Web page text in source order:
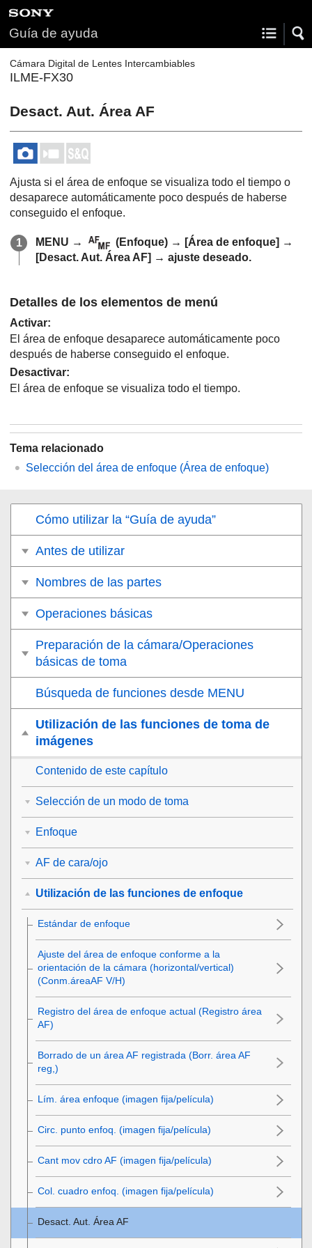
Guía de ayuda
Cámara Digital de Lentes Intercambiables
ILME-FX30
Desact. Aut. Área AF
Ajusta si el área de enfoque se visualiza todo el tiempo o
desaparece automáticamente poco después de haberse
conseguido el enfoque.
MENU → (Enfoque) → [Área de enfoque] →
[Desact. Aut. Área AF] → ajuste deseado.
Detalles de los elementos de menú
Activar:
El área de enfoque desaparece automáticamente poco
después de haberse conseguido el enfoque.
Desactivar:
El área de enfoque se visualiza todo el tiempo.
Tema relacionado
Selección del área de enfoque (Área de enfoque)
Cómo utilizar la “Guía de ayuda”
Antes de utilizar
Nombres de las partes
Operaciones básicas
Preparación de la cámara/Operaciones
básicas de toma
Búsqueda de funciones desde MENU
Utilización de las funciones de toma de
imágenes
Contenido de este capítulo
Selección de un modo de toma
Enfoque
AF de cara/ojo
Utilización de las funciones de enfoque
Estándar de enfoque
Ajuste del área de enfoque conforme a la
orientación de la cámara (horizontal/vertical)
(Conm.áreaAF V/H)
Registro del área de enfoque actual (Registro área
AF)
Borrado de un área AF registrada (Borr. área AF
reg,)
Lím. área enfoque (imagen fija/película)
Circ. punto enfoq. (imagen fija/película)
Cant mov cdro AF (imagen fija/película)
Col. cuadro enfoq. (imagen fija/película)
Desact. Aut. Área AF